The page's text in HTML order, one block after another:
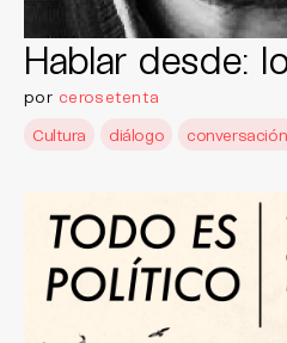
Hablar desde:
por cerosetenta
Cultura
diálogo